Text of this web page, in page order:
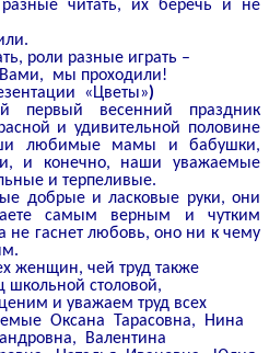
читать, их беречь и не
роли разные играть –
Вами, мы проходили!
«Цветы»)
первый весенний праздник
и удивительной половине
любимые мамы и бабушки,
и конечно, наши уважаемые
и терпеливые.
добрые и ласковые руки, они
самым верным и чутким
не гаснет любовь, оно ни к чему
женщин, чей труд также
школьной столовой,
и уважаем труд всех
Оксана Тарасовна, Нина
Валентина